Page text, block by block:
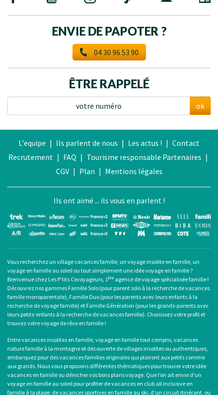
ENVIE DE PAPOTER ?
04 30 96 53 90
ÊTRE RAPPELÉ
ok
L'equipe | Ils parlent de nous | Les actus ! | Contact
Recrutement | FAQ | Tourisme responsable Partenaires |
CGV | Plan | Mentions légales
Ils ont aimé ... ils vous en parlent !
Vous recherchez un village vacances famille, un voyage insolite en famille, un
voyage en famille au soleil ou tout simplement une idée voyage en famille ?
Bienvenue chez Les P’tits Covoyageurs, 1ère agence de voyage spécialisée famille !
Découvrez nos gammes Famille Solo (pour parent solo à la recherche devacances
famille monoparentale), Famille Duo (pour les parents avec leurs enfants à la
recherche de voyage famille) et Famille Génération (pour les grands-parents avec
leurs petits-enfants à la recherche de vacances famille). Choisissez votre profil et
trouvez votre voyage de rêve en famille !
Entrevacances insolites en famille, voyage en famille tout compris, vacances
nature famille à la montagne et découverte de villages insolites ou authentiques,
embarquez pour desvacances familles originales qui plairont aux petits comme
aux grands. Nous vous proposons différentes thématiques pour trouver votre idée
vacances en famille ou dénicher vos bons plans voyage. Que l’on ait envie d’un
voyage en famille au soleil pour profiter devacances en club all inclusive en
famille à la plage, devacances sportives en famille au ski, d’un circuit itinérant, ou